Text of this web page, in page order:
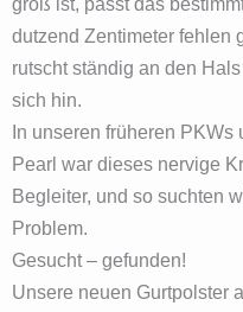
dutzend Zentimeter fehlen
rutscht ständig an den
sich hin.
In unseren früheren
Pearl war dieses nervige
Begleiter, und so suchten
Problem.
Gesucht – gefunden!
Unsere neuen Gurtpolster